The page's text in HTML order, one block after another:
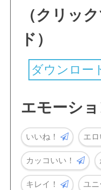
（クリッ
ド）
ダウンロー
エモーシ
いいね！ エ
カッコいい！
キレイ！ ユ